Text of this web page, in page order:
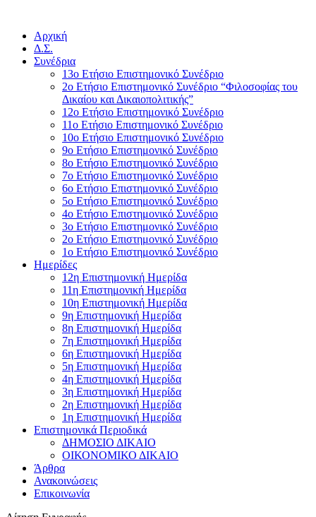
Αρχική
Δ.Σ.
Συνέδρια
13ο Ετήσιο Επιστημονικό Συνέδριο
2ο Ετήσιο Επιστημονικό Συνέδριο “Φιλοσοφίας του
Δικαίου και Δικαιοπολιτικής”
12ο Ετήσιο Επιστημονικό Συνέδριο
11ο Ετήσιο Επιστημονικό Συνέδριο
10ο Ετήσιο Επιστημονικό Συνέδριο
9ο Ετήσιο Επιστημονικό Συνέδριο
8ο Ετήσιο Επιστημονικό Συνέδριο
7ο Ετήσιο Επιστημονικό Συνέδριο
6ο Ετήσιο Επιστημονικό Συνέδριο
5ο Ετήσιο Επιστημονικό Συνέδριο
4ο Ετήσιο Επιστημονικό Συνέδριο
3ο Ετήσιο Επιστημονικό Συνέδριο
2ο Ετήσιο Επιστημονικό Συνέδριο
1ο Ετήσιο Επιστημονικό Συνέδριο
Ημερίδες
12η Επιστημονική Ημερίδα
11η Επιστημονική Ημερίδα
10η Επιστημονική Ημερίδα
9η Επιστημονική Ημερίδα
8η Επιστημονική Ημερίδα
7η Επιστημονική Ημερίδα
6η Επιστημονική Ημερίδα
5η Επιστημονική Ημερίδα
4η Επιστημονική Ημερίδα
3η Επιστημονική Ημερίδα
2η Επιστημονική Ημερίδα
1η Επιστημονική Ημερίδα
Επιστημονικά Περιοδικά
ΔΗΜΟΣΙΟ ΔΙΚΑΙΟ
ΟΙΚΟΝΟΜΙΚΟ ΔΙΚΑΙΟ
Άρθρα
Ανακοινώσεις
Επικοινωνία